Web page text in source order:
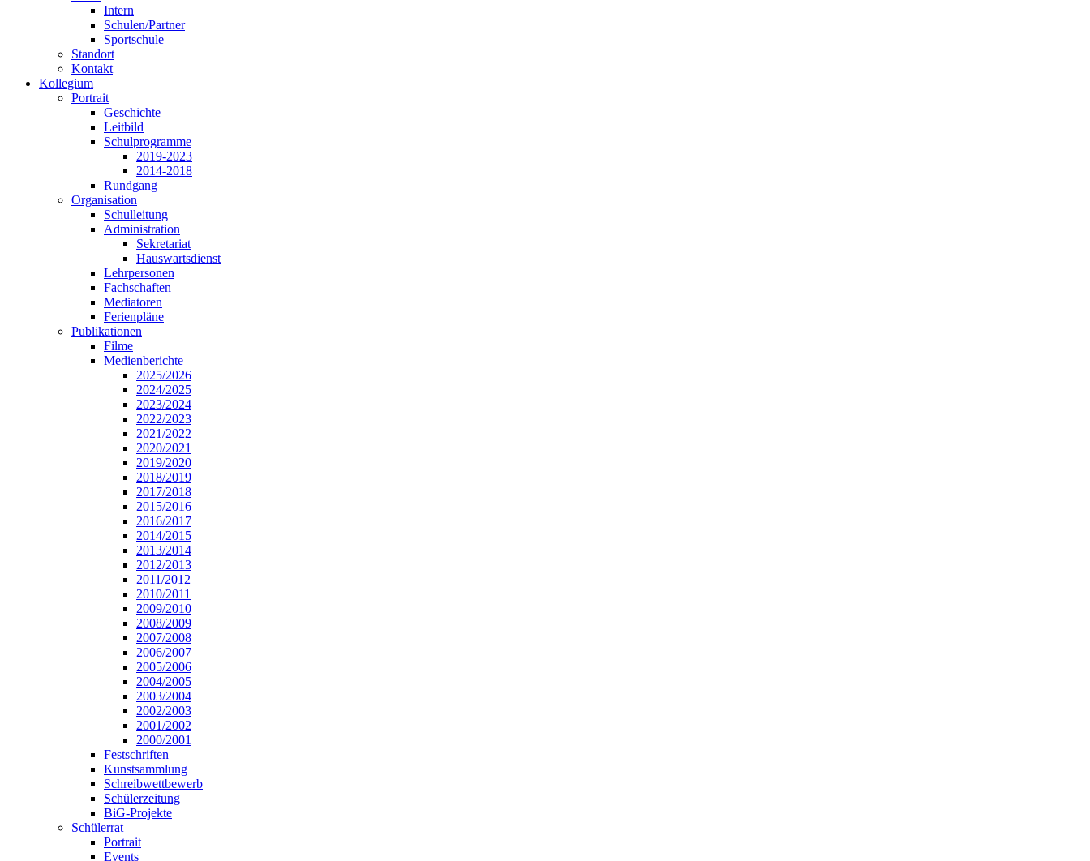
Intern
Schulen/Partner
Sportschule
Standort
Kontakt
Kollegium
Portrait
Geschichte
Leitbild
Schulprogramme
2019-2023
2014-2018
Rundgang
Organisation
Schulleitung
Administration
Sekretariat
Hauswartsdienst
Lehrpersonen
Fachschaften
Mediatoren
Ferienpläne
Publikationen
Filme
Medienberichte
2025/2026
2024/2025
2023/2024
2022/2023
2021/2022
2020/2021
2019/2020
2018/2019
2017/2018
2015/2016
2016/2017
2014/2015
2013/2014
2012/2013
2011/2012
2010/2011
2009/2010
2008/2009
2007/2008
2006/2007
2005/2006
2004/2005
2003/2004
2002/2003
2001/2002
2000/2001
Festschriften
Kunstsammlung
Schreibwettbewerb
Schülerzeitung
BiG-Projekte
Schülerrat
Portrait
Events